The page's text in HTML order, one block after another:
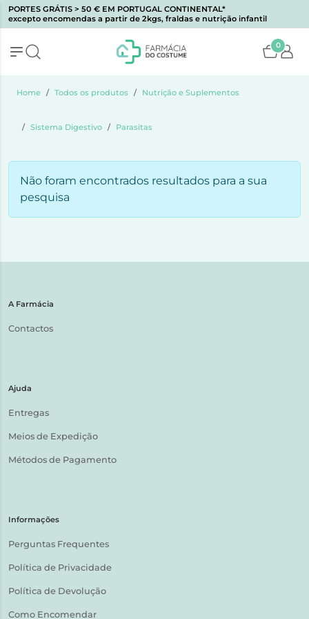
PORTES GRÁTIS > 50 € EM PORTUGAL CONTINENTAL*
excepto encomendas a partir de 2kgs, fraldas e nutrição infantil
0
Home Todos os produtos Nutrição e Suplementos
Sistema Digestivo Parasitas
Não foram encontrados resultados para a sua
pesquisa
A Farmácia
Contactos
Ajuda
Entregas
Meios de Expedição
Métodos de Pagamento
Informações
Perguntas Frequentes
Política de Privacidade
Política de Devolução
Como Encomendar